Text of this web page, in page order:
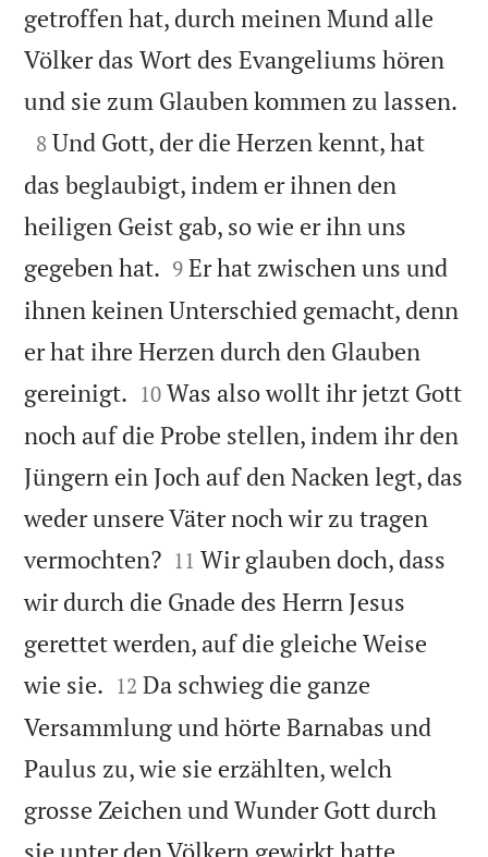
getroffen hat, durch meinen Mund alle
Völker das Wort des Evangeliums hören
und sie zum Glauben kommen zu lassen.

8 Und Gott, der die Herzen kennt, hat
das beglaubigt, indem er ihnen den
heiligen Geist gab, so wie er ihn uns
gegeben hat. 

9 Er hat zwischen uns und
ihnen keinen Unterschied gemacht, denn
er hat ihre Herzen durch den Glauben
gereinigt. 

10 Was also wollt ihr jetzt Gott
noch auf die Probe stellen, indem ihr den
Jüngern ein Joch auf den Nacken legt, das
weder unsere Väter noch wir zu tragen
vermochten?
11 Wir glauben doch, dass
wir durch die Gnade des Herrn Jesus
gerettet werden, auf die gleiche Weise
wie sie. 

12 Da schwieg die ganze
Versammlung und hörte Barnabas und
Paulus zu, wie sie erzählten, welch
grosse Zeichen und Wunder Gott durch